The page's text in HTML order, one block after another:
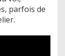
parfois de